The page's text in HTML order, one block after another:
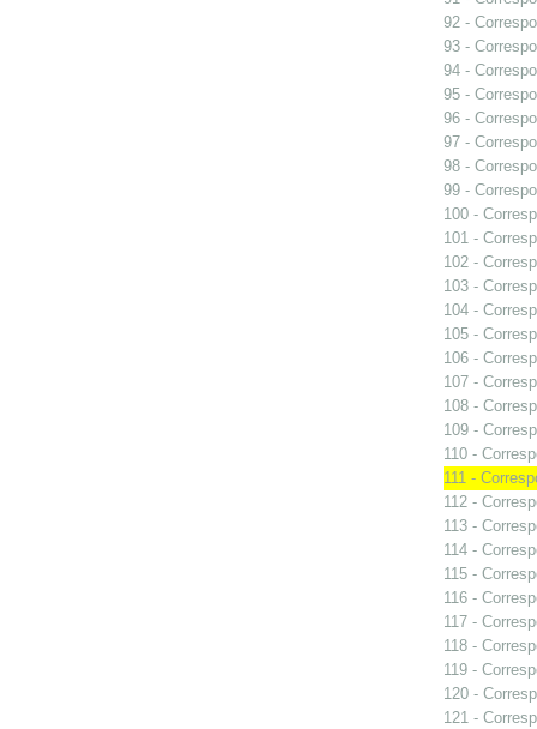
92 -
93 -
94 -
95 -
96 -
97 -
98 -
99 -
100 -
101 -
102 -
103 -
104 -
105 -
106 -
107 -
108 -
109 -
110 -
111 -
112 -
113 -
114 -
115 -
116 -
117 -
118 -
119 -
120 -
121 -